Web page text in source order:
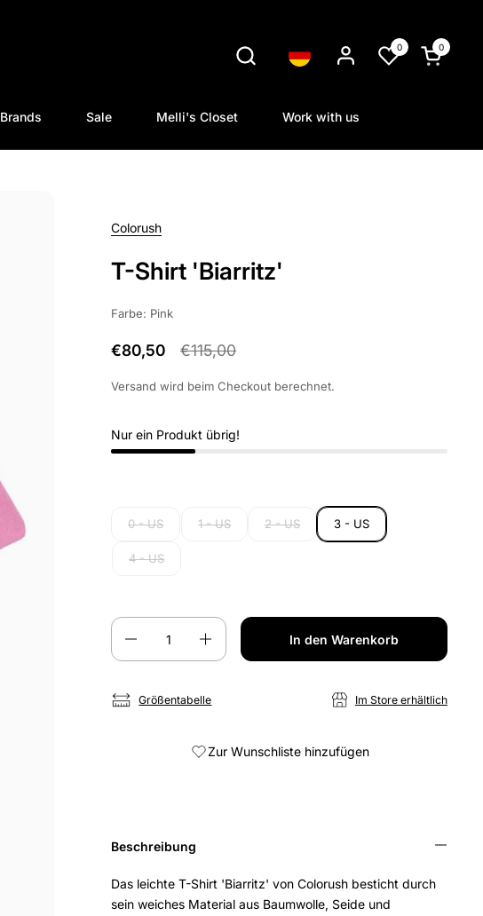
Sprache 0 0
Brands Sale Melli's Closet Work with us
Colorush
T-Shirt 'Biarritz'
Farbe: Pink
€80,50 €115,00
Versand wird beim Checkout berechnet.
Nur ein Produkt übrig!
0 - US 1 - US 2 - US 3 - US
4 - US
Anzahl
In den Warenkorb
Größentabelle Im Store erhältlich
Zur Wunschliste hinzufügen
Beschreibung
Das leichte T-Shirt 'Biarritz' von Colorush besticht durch
sein weiches Material aus Baumwolle, Seide und